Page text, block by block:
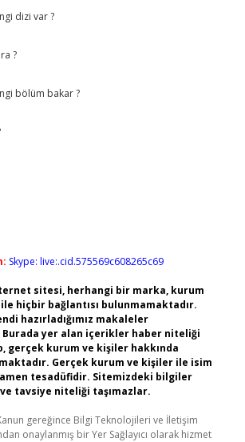
dizi var ?
?
bölüm bakar ?
Skype: live:.cid.575569c608265c69
sitesi, herhangi bir marka, kurum
hiçbir bağlantısı bulunmamaktadır.
hazırladığımız makaleler
Burada yer alan içerikler haber niteliği
gerçek kurum ve kişiler hakkında
Gerçek kurum ve kişiler ile isim
tesadüfidir. Sitemizdeki bilgiler
tavsiye niteliği taşımazlar.
gereğince Bilgi Teknolojileri ve İletişim
onaylanmış bir Yer Sağlayıcı olarak hizmet